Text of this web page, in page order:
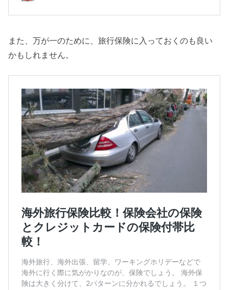
また、万が一のために、旅行保険に入っておくのも良い
かもしれません。